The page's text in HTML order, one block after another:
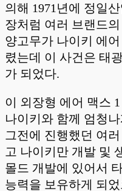
의해 1971년에 정일
장처럼 여러 브랜드
양고무가 나이키 에
렸는데 이 사건은 태
가 되었다.
이 외장형 에어 맥스
나이키와 함께 엄청
그전에 진행했던 여
고 나이키만 개발 및
몰드 개발에 있어서
능력을 보유하게 되